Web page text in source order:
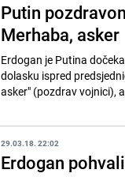
Putin
Merhaba, asker
Erdogan je Putina
dolasku ispred
asker" (pozdrav vojnici),
29.03.18. 22:02
Erdogan